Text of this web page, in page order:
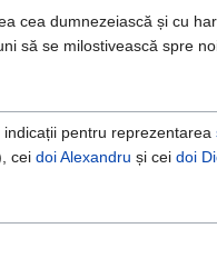
cea dumnezeiască și cu
să se milostivească spre
pentru reprezentarea
cei doi Alexandru și cei doi